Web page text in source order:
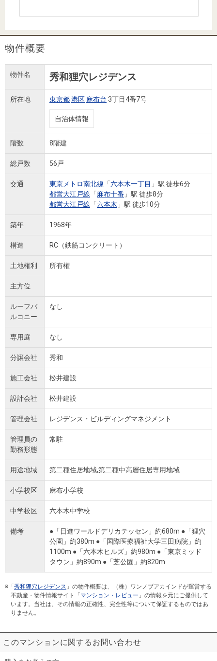
税金の本
（電子ブ
ック）
物件概要
物件名 秀和狸穴レジデンス
所在地 東京都港区 麻布台 3丁目4番7号
自治体情報
階数 8階建
総戸数 56戸
交通 東京メトロ南北線 「六本木一丁目 」駅 徒歩6分
都営大江戸線 「麻布十番 」駅 徒歩8分
都営大江戸線 「六本木 」駅 徒歩10分
築年 1968年
構造 RC（鉄筋コンクリート）
土地権利 所有権
主方位
ルーフバ
ルコニー
なし
専用庭 なし
分譲会社 秀和
施工会社 松井建設
設計会社 松井建設
管理会社 レジデンス・ビルディングマネジメント
管理員の
勤務形態
常駐
用途地域 第二種住居地域,第二種中高層住居専用地域
小学校区 麻布小学校
中学校区 六本木中学校
備考
●「日進ワールドデリカテッセン」約680m ●「狸穴
公園」約380m ●「国際医療福祉大学三田病院」約
1100m ●「六本木ヒルズ」約980m ●「東京ミッド
タウン」約890m ●「芝公園」約820m
※「 秀和狸穴レジデンス 」の物件概要は、（株）ワンノブアカインドが運営する
不動産・物件情報サイト「 マンション・レビュー 」の情報を元にご提供して
います。当社は、その情報の正確性、完全性等について保証するものではあ
りません。
このマンションに関するお問い合わせ